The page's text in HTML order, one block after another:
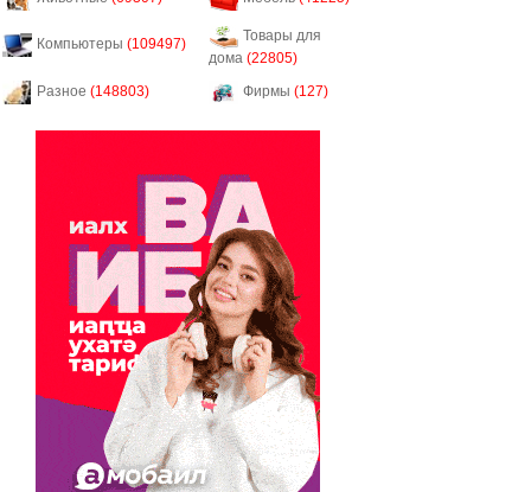
Компьютеры (109497)
Товары для
дома (22805)
Разное (148803) Фирмы (127)